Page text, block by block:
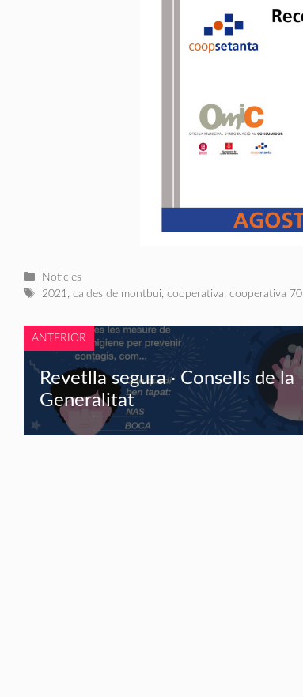
Categories
Noticies
Etiquetes
2021 ,caldes de montbui ,cooperativa ,cooperativa 70
ANTERIOR
Revetlla segura · Consells de la
Generalitat